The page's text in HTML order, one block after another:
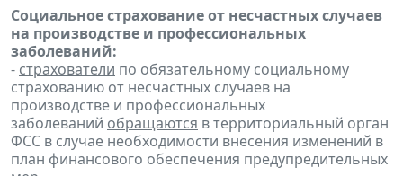
Социальное страхование от несчастных случаев
на производстве и профессиональных
заболеваний:
- страхователи по обязательному социальному
страхованию от несчастных случаев на
производстве и профессиональных
заболеваний обращаются в территориальный орган
ФСС в случае необходимости внесения изменений в
план финансового обеспечения предупредительных